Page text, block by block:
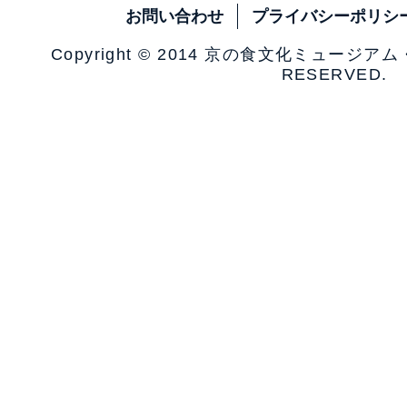
お問い合わせ プライバシーポリシ
Copyright © 2014 京の食文化ミュージア
RESERVED.